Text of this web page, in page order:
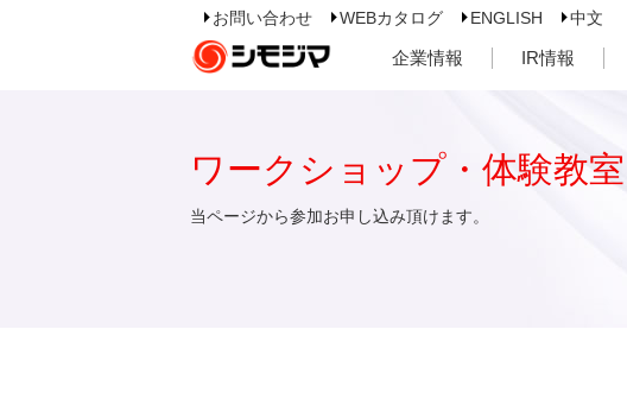
お問い合わせ WEBカタログ ENGLISH 中文
企業情報 IR情報
ワークショップ・体験教室
当ページから参加お申し込み頂けます。